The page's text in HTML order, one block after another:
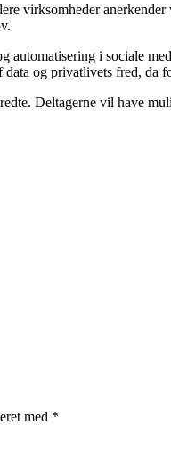
virksomheder
automatisering i sociale
og privatlivets fred, da
Deltagerne vil have
med *